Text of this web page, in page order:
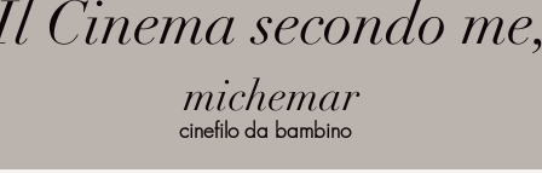
grande
designer. Facile da leggere, viene
utilizzata per titoli e paragrafi.
Cinema secondo
michemar
cinefilo da bambino